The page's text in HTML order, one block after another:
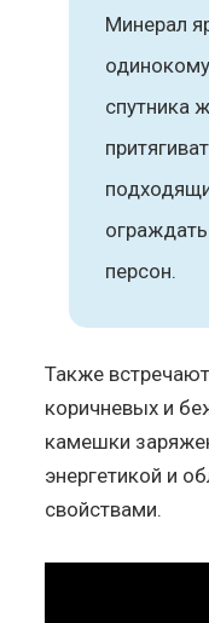
Минерал
спутника
персон.
Также
коричневых и
камешки
энергетикой и
свойствами.